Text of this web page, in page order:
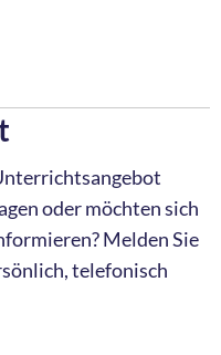
oder möchten sich
Melden Sie
telefonisch